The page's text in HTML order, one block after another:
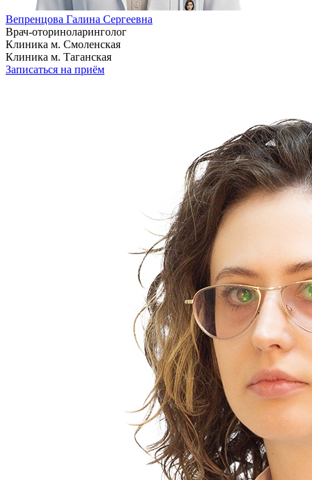
Вепренцова Галина Сергеевна
Врач-оториноларинголог
Клиника м. Смоленская
Клиника м. Таганская
Записаться на приём